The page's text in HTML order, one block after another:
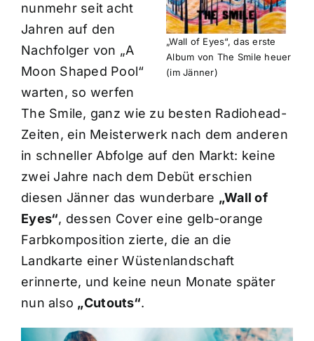
„Wall of Eyes“, das erste
Album von The Smile heuer
(im Jänner)
nunmehr seit acht
Jahren auf den
Nachfolger von „A
Moon Shaped Pool“
warten, so werfen
The Smile, ganz wie zu besten Radiohead-
Zeiten, ein Meisterwerk nach dem anderen
in schneller Abfolge auf den Markt: keine
zwei Jahre nach dem Debüt erschien
diesen Jänner das wunderbare „Wall of
Eyes“, dessen Cover eine gelb-orange
Farbkomposition zierte, die an die
Landkarte einer Wüstenlandschaft
erinnerte, und keine neun Monate später
nun also „Cutouts“.